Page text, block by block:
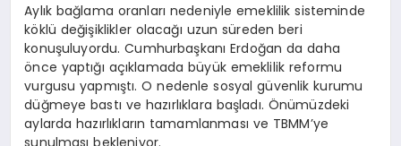
Aylık bağlama oranları nedeniyle emeklilik sisteminde
köklü değişiklikler olacağı uzun süreden beri
konuşuluyordu. Cumhurbaşkanı Erdoğan da daha
önce yaptığı açıklamada büyük emeklilik reformu
vurgusu yapmıştı. O nedenle sosyal güvenlik kurumu
düğmeye bastı ve hazırlıklara başladı. Önümüzdeki
aylarda hazırlıkların tamamlanması ve TBMM’ye